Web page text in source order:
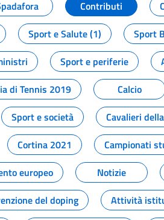
Contributi
Sport e Salute (1) Sport
Sport e periferie
di Tennis 2019 Calcio
Sport e società Cavalieri
Cortina 2021 Campionati
europeo Notizie
del doping Attività